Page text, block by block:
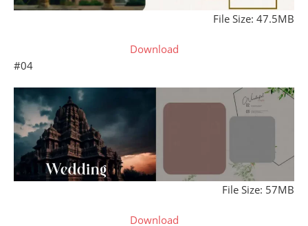
File Size: 47.5MB
Download
#04
File Size: 57MB
Download